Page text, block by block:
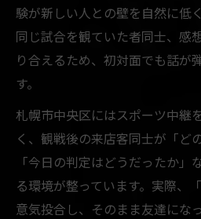
コミュニティバーで
出会いバーで楽しむ
友達が増える札幌バ
札幌バーで自然な会話が生
札幌バーは一人飲み
コミュニティバーで
バー利用者の口コミ
験が新しい人との壁を自然に低
同じ試合を観ていた者同士、感
り合えるため、初対面でも話が
す。
札幌市中央区にはスポーツ中継
く、観戦後の来店客同士が「ど
「今日の判定はどうだったか」
る環境が整っています。実際、
意気投合し、そのまま友達にな